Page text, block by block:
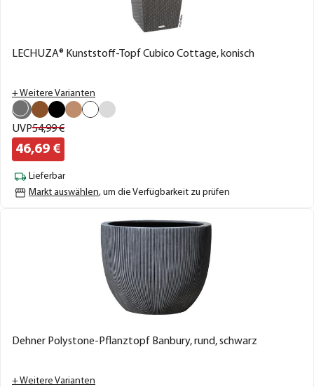
LECHUZA® Kunststoff-Topf Cubico Cottage, konisch
+ Weitere Varianten
UVP54,99€
46,69 €
Lieferbar
Markt auswählen, um die Verfügbarkeit zu prüfen
Dehner Polystone-Pflanztopf Banbury, rund, schwarz
+ Weitere Varianten